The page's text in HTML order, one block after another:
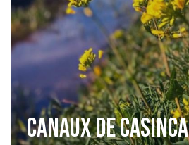
Canaux de Casinca